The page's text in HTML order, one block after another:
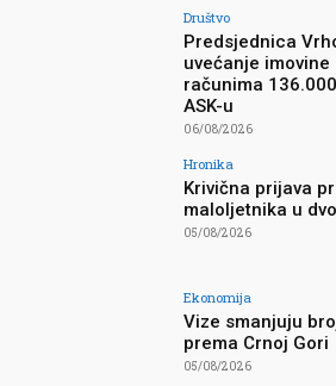
Društvo
Predsjednica
uvećanje imovine
računima
ASK-u
06/08/2026
Hronika
Krivična prijava
maloljetnika u
05/08/2026
Ekonomija
Vize smanjuju
prema Crnoj Gori
05/08/2026